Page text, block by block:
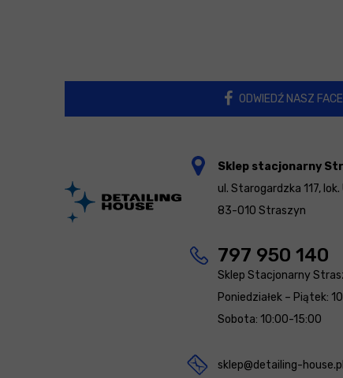
ODWIEDŹ NASZ
Sklep stacjonarny
ul. Starogardzka 117, lok.
83-010 Straszyn
797 950 140
Sklep Stacjonarny
Poniedziałek – Piątek:
Sobota: 10:00-15:00
sklep@detailing-house.pl